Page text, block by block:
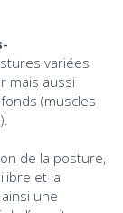
variées
mais aussi
(muscles
de la posture,
et la
une